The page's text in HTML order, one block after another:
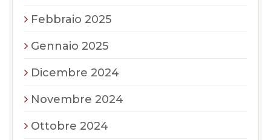
Febbraio 2025
Gennaio 2025
Dicembre 2024
Novembre 2024
Ottobre 2024